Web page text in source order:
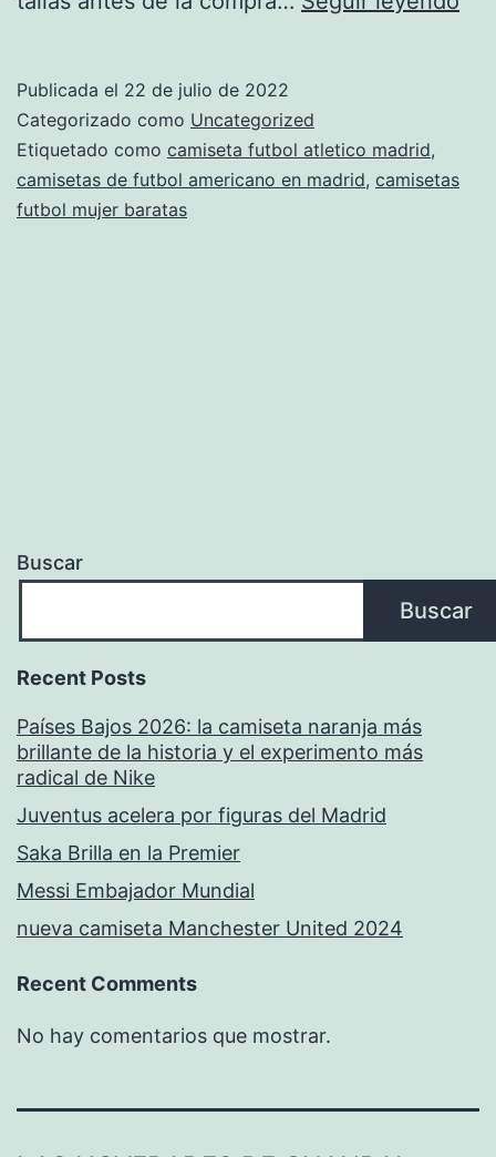
Publicada el 22 de julio de 2022
Categorizado como Uncategorized
Etiquetado como camiseta futbol atletico madrid,
camisetas de futbol americano en madrid, camisetas
futbol mujer baratas
Buscar
Buscar
Recent Posts
Países Bajos 2026: la camiseta naranja más
brillante de la historia y el experimento más
radical de Nike
Juventus acelera por figuras del Madrid
Saka Brilla en la Premier
Messi Embajador Mundial
nueva camiseta Manchester United 2024
Recent Comments
No hay comentarios que mostrar.